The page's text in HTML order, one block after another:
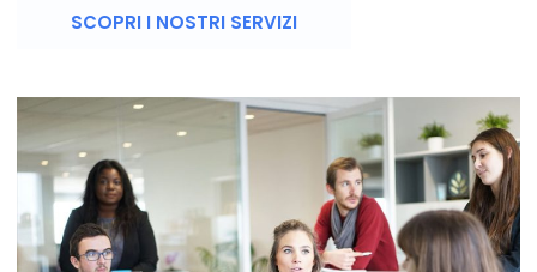
SCOPRI I NOSTRI SERVIZI